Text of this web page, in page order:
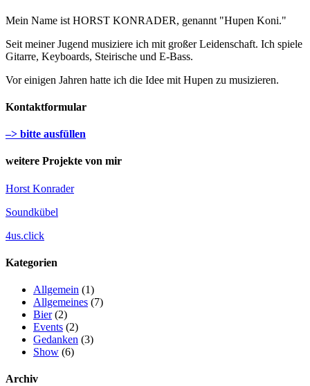
Mein Name ist HORST KONRADER, genannt "Hupen Koni."
Seit meiner Jugend musiziere ich mit großer Leidenschaft. Ich spiele
Gitarre, Keyboards, Steirische und E-Bass.
Vor einigen Jahren hatte ich die Idee mit Hupen zu musizieren.
Kontaktformular
–> bitte ausfüllen
weitere Projekte von mir
Horst Konrader
Soundkübel
4us.click
Kategorien
Allgemein (1)
Allgemeines (7)
Bier(2)
Events (2)
Gedanken (3)
Show (6)
Archiv